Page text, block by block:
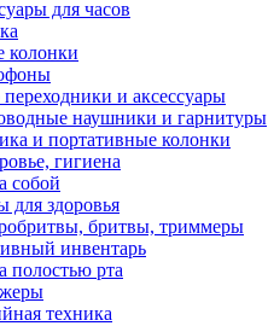
для часов
колонки
и аксессуары
наушники и гарнитуры
и портативные колонки
гигиена
собой
для здоровья
бритвы, триммеры
инвентарь
полостью рта
техника